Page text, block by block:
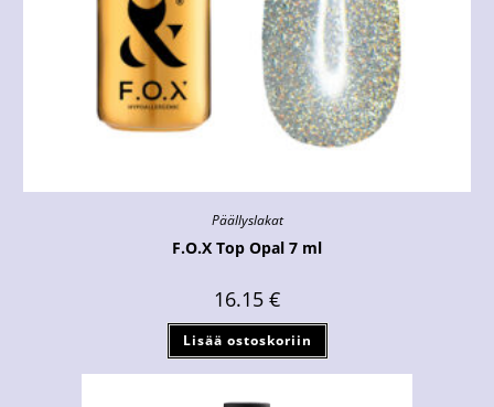
Päällyslakat
F.O.X Top Opal 7 ml
16.15 €
Lisää ostoskoriin